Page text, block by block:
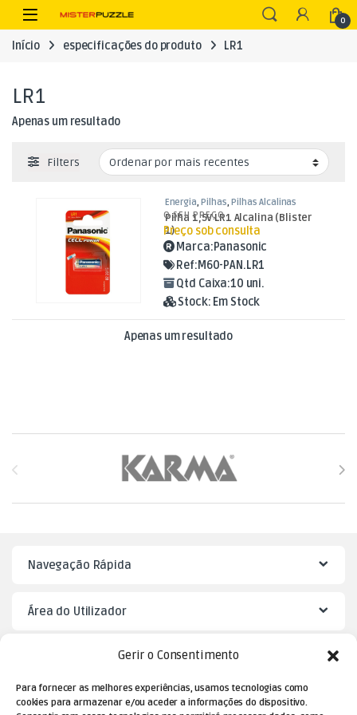
Gerir o Consentimento
Para fornecer as melhores experiências, usamos tecnologias como
cookies para armazenar e/ou aceder a informações do dispositivo.
Skip to navigation
Skip to content
Open 0
Início especificações do produto LR1
LR1
Apenas um resultado
Filters
Energia, Pilhas, Pilhas Alcalinas
Pilha 1,5V LR1 Alcalina (Blister
1)
O SEU PREÇO
Preço sob consulta
Marca:Panasonic
Ref:M60-PAN.LR1
Qtd Caixa:10 uni.
Stock: Em Stock
Apenas um resultado
Navegação Rápida
Área do Utilizador